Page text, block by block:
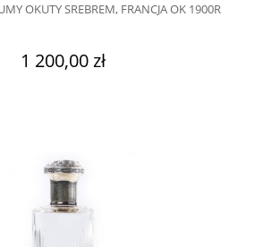
OKUTY SREBREM, FRANCJA OK 1900R
1 200,00 zł